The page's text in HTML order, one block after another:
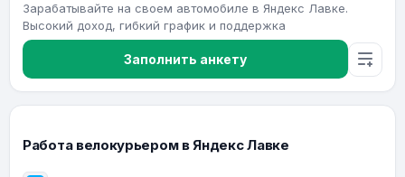
Зарабатывайте на своем автомобиле в Яндекс Лавке.
Высокий доход, гибкий график и поддержка
Заполнить анкету
Работа велокурьером в Яндекс Лавке